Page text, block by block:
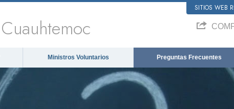
SITIOS WEB
Cuauhtemoc
Ministros Voluntarios Preguntas Frecuentes